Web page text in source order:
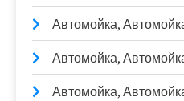
Автомойка,
Автомойка,
Автомойка,